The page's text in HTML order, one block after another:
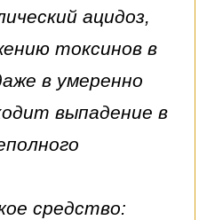
ацидоз,
токсинов в
в умеренно
выпадение в
средство: